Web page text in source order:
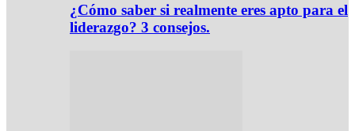
¿Cómo saber si realmente eres apto para el
liderazgo? 3 consejos.